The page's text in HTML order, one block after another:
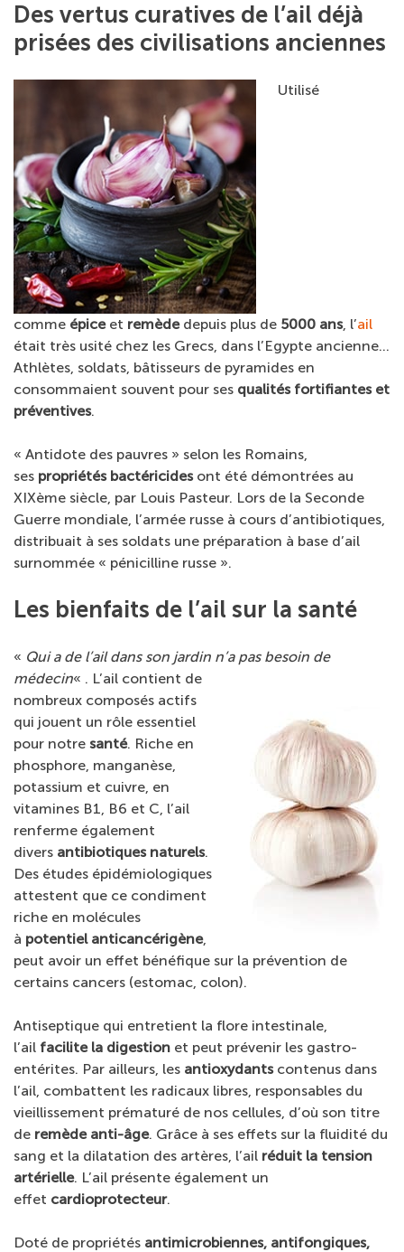
Des vertus curatives de l’ail déjà
prisées des civilisations anciennes
Utilisé
comme épiceet remèdedepuis plus de 5000 ans, l’ail
était très usité chez les Grecs, dans l’Egypte ancienne…
Athlètes, soldats, bâtisseurs de pyramides en
consommaient souvent pour ses qualités fortifiantes et
préventives.
« Antidote des pauvres » selon les Romains,
ses propriétés bactéricides ont été démontrées au
XIXème siècle, par Louis Pasteur. Lors de la Seconde
Guerre mondiale, l’armée russe à cours d’antibiotiques,
distribuait à ses soldats une préparation à base d’ail
surnommée « pénicilline russe ».
Les bienfaits de l’ail sur la santé
« Qui a de l’ail dans son jardin n’a pas besoin de
médecin« . L’ail contient de
nombreux composés actifs
qui jouent un rôle essentiel
pour notre santé. Riche en
phosphore, manganèse,
potassium et cuivre, en
vitamines B1, B6 et C, l’ail
renferme également
divers antibiotiques naturels.
Des études épidémiologiques
attestent que ce condiment
riche en molécules
à potentiel anticancérigène,
peut avoir un effet bénéfique sur la prévention de
certains cancers (estomac, colon).
Antiseptique qui entretient la flore intestinale,
l’ail facilite la digestion et peut prévenir les gastro-
entérites. Par ailleurs, les antioxydantscontenus dans
l’ail, combattent les radicaux libres, responsables du
vieillissement prématuré de nos cellules, d’où son titre
de remède anti-âge. Grâce à ses effets sur la fluidité du
sang et la dilatation des artères, l’ail réduit la tension
artérielle. L’ail présente également un
effet cardioprotecteur.
Doté de propriétés antimicrobiennes, antifongiques,